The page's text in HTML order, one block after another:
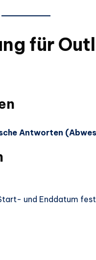
für
Antworten
und Enddatum